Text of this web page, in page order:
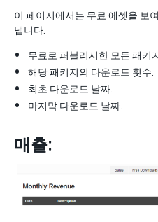
이 페이지에서는 무료 에셋을 보
냅니다.
무료로 퍼블리시한 모든 패키
해당 패키지의 다운로드 횟수.
최초 다운로드 날짜.
마지막 다운로드 날짜.
매출: